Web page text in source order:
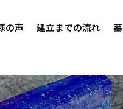
の声 建立までの流れ